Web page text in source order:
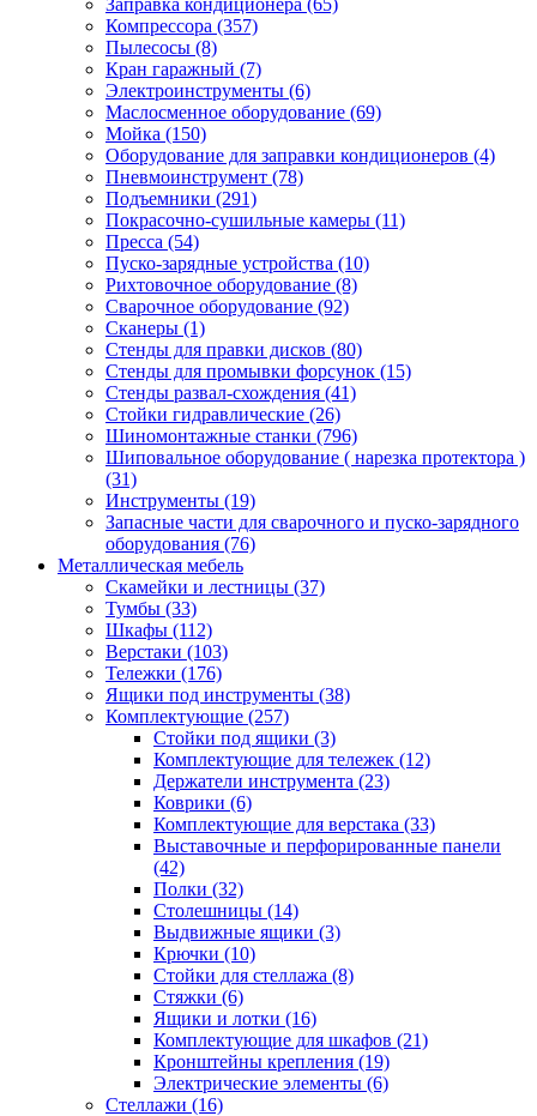
Заправка кондиционера (65)
Компрессора (357)
Пылесосы (8)
Кран гаражный (7)
Электроинструменты (6)
Маслосменное оборудование (69)
Мойка (150)
Оборудование для заправки кондиционеров (4)
Пневмоинструмент (78)
Подъемники (291)
Покрасочно-сушильные камеры (11)
Пресса (54)
Пуско-зарядные устройства (10)
Рихтовочное оборудование (8)
Сварочное оборудование (92)
Сканеры (1)
Стенды для правки дисков (80)
Стенды для промывки форсунок (15)
Стенды развал-схождения (41)
Стойки гидравлические (26)
Шиномонтажные станки (796)
Шиповальное оборудование ( нарезка протектора )
(31)
Инструменты (19)
Запасные части для сварочного и пуско-зарядного
оборудования (76)
Металлическая мебель
Скамейки и лестницы (37)
Тумбы (33)
Шкафы (112)
Верстаки (103)
Тележки (176)
Ящики под инструменты (38)
Комплектующие (257)
Стойки под ящики (3)
Комплектующие для тележек (12)
Держатели инструмента (23)
Коврики (6)
Комплектующие для верстака (33)
Выставочные и перфорированные панели
(42)
Полки (32)
Столешницы (14)
Выдвижные ящики (3)
Крючки (10)
Стойки для стеллажа (8)
Стяжки (6)
Ящики и лотки (16)
Комплектующие для шкафов (21)
Кронштейны крепления (19)
Электрические элементы (6)
Стеллажи (16)